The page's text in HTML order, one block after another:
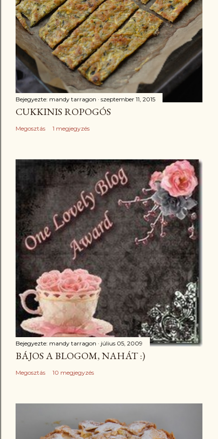
Bejegyezte: mandy tarragon szeptember 11, 2015
CUKKINIS ROPOGÓS
Megosztás 1 megjegyzés
Bejegyezte: mandy tarragon július 05, 2009
BÁJOS A BLOGOM, NAHÁT :)
Megosztás 10 megjegyzés